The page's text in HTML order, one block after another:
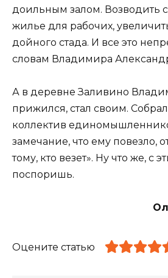
доильным залом. Возводить
жилье для рабочих,
дойного стада. И все это
словам Владимира
А в деревне Заливино
прижился, стал своим.
коллектив
замечание, что ему повезло,
тому, кто везет». Ну что же, с
поспоришь.
Оцените статью